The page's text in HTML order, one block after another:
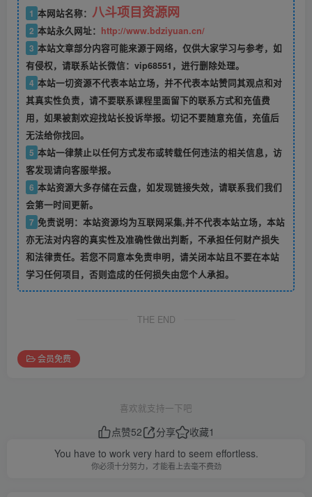
1 本网站名称： 八斗项目资源网
2 本站永久网址： http://www.bdziyuan.cn/
3 本站文章部分内容可能来源于网络，仅供大家学习与参考，如
有侵权，请联系站长微信：vip68551，进行删除处理。
4 本站一切资源不代表本站立场，并不代表本站赞同其观点和对
其真实性负责，请不要联系课程里面留下的联系方式和充值费
用，如果被割欢迎找站长投诉举报。切记不要随意充值，充值后
无法给你找回。
5 本站一律禁止以任何方式发布或转载任何违法的相关信息，访
客发现请向客服举报。
6 本站资源大多存储在云盘，如发现链接失效，请联系我们我们
会第一时间更新。
7 免责说明：本站资源均为互联网采集,并不代表本站立场，本站
亦无法对内容的真实性及准确性做出判断，不承担任何财产损失
和法律责任。若您不同意本免责申明，请关闭本站且不要在本站
学习任何项目，否则造成的任何损失由您个人承担。
THE END
会员免费
喜欢就支持一下吧
点赞52 分享 收藏1
You have to work very hard to seem effortless.
你必须十分努力，才能看上去毫不费劲